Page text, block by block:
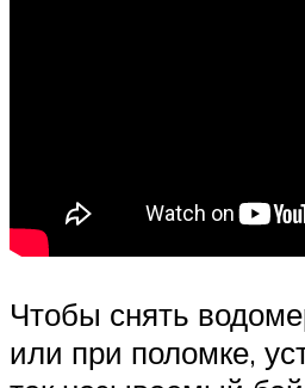
Чтобы снять
или при поломке,